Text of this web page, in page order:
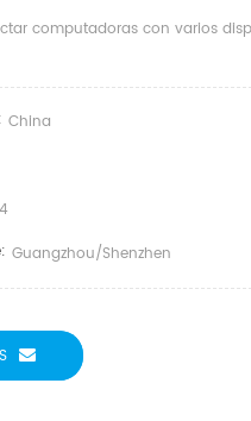
computadoras con varios
China
Guangzhou/Shenzhen